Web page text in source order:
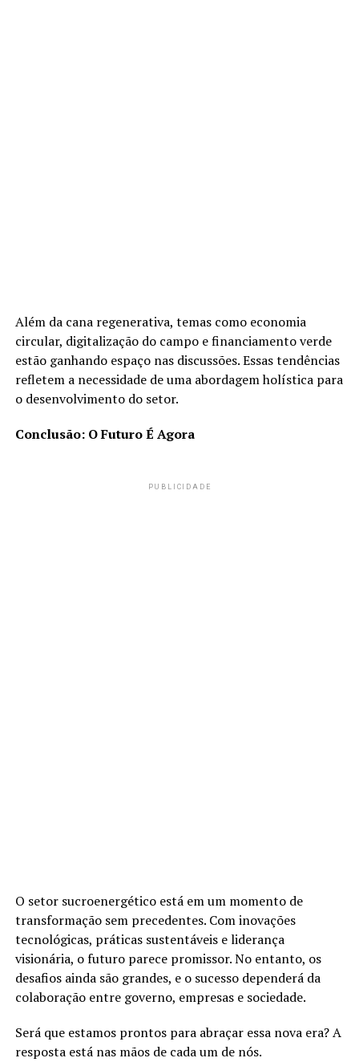
Além da cana regenerativa, temas como economia
circular, digitalização do campo e financiamento verde
estão ganhando espaço nas discussões. Essas tendências
refletem a necessidade de uma abordagem holística para
o desenvolvimento do setor.
Conclusão: O Futuro É Agora
PUBLICIDADE
O setor sucroenergético está em um momento de
transformação sem precedentes. Com inovações
tecnológicas, práticas sustentáveis e liderança
visionária, o futuro parece promissor. No entanto, os
desafios ainda são grandes, e o sucesso dependerá da
colaboração entre governo, empresas e sociedade.
Será que estamos prontos para abraçar essa nova era? A
resposta está nas mãos de cada um de nós.